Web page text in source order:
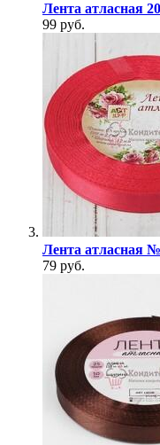
Лента атласная
99 руб.
Лента атласная
79 руб.